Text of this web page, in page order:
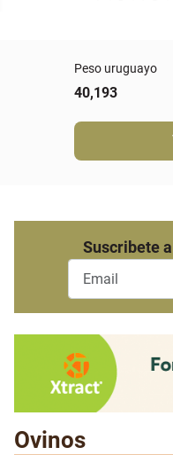
Peso uruguayo
40,193
Suscribete
Ovinos